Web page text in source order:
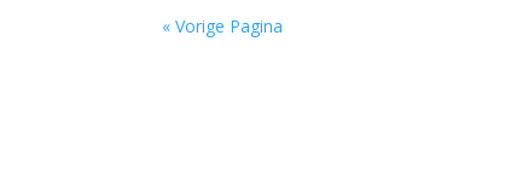
« Vorige Pagina